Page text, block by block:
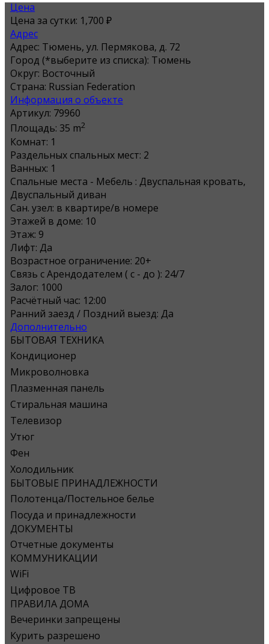
Цена
Цена за сутки: 1,700 ₽
Адрес
Адрес: Тюмень, ул. Пермякова, д. 72
Город (*выберите из списка): Тюмень
Округ: Восточный
Страна: Russian Federation
Информация о объекте
Артикул: 79960
Площадь: 35 m2
Комнат: 1
Раздельных спальных мест: 2
Ванных: 1
Спальные места - Мебель : Двуспальная кровать,
Двуспальный диван
Сан. узел: в квартире/в номере
Этажей в доме: 10
Этаж: 9
Лифт: Да
Возрастное ограничение: 20+
Связь с Арендодателем ( с - до ): 24/7
Залог: 1000
Расчётный час: 12:00
Ранний заезд / Поздний выезд: Да
Дополнительно
БЫТОВАЯ ТЕХНИКА
Кондиционер
Микроволновка
Плазменная панель
Стиральная машина
Телевизор
Утюг
Фен
Холодильник
БЫТОВЫЕ ПРИНАДЛЕЖНОСТИ
Полотенца/Постельное белье
Посуда и принадлежности
ДОКУМЕНТЫ
Отчетные документы
КОММУНИКАЦИИ
WiFi
Цифровое ТВ
ПРАВИЛА ДОМА
Вечеринки запрещены
Курить разрешено